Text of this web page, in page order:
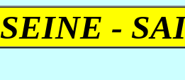
SEINE -